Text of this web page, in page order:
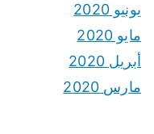
يونيو 2020
مايو 2020
أبريل 2020
مارس 2020